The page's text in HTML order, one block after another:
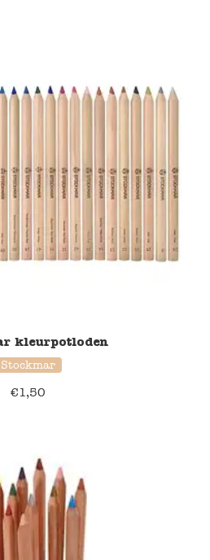
kleurpotloden
Stockmar
€1,50